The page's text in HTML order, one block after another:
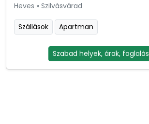
Heves » Szilvásvárad
Szállások Apartman
Szabad helyek, árak, foglalás